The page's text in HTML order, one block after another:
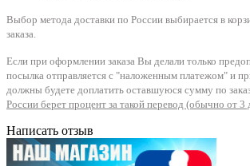
Выбор метода доставки по России выбирается в
заказа.
Если при оформлении заказа Вы делали только
посылка отправляется с "наложенным платежом" и
должны будете доплатить оставшуюся сумму по
России берет процент за такой перевод (обычно от 3
Написать отзыв